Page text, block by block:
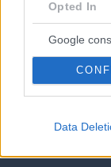
Opted In
Google
Data